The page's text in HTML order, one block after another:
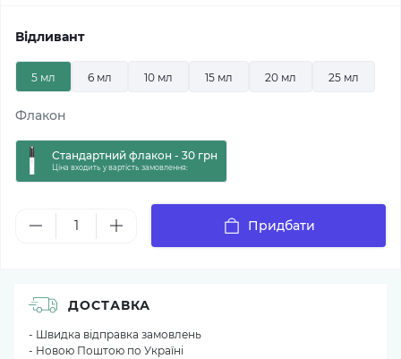
Відливант
5 мл 6 мл 10 мл 15 мл 20 мл 25 мл
Флакон
Стандартний флакон - 30 грн
Ціна входить у вартість замовлення:
Придбати
ДОСТАВКА
- Швидка відправка замовлень
- Новою Поштою по Україні